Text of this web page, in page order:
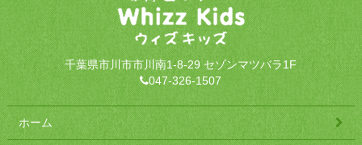
千葉県市川市市川南1-8-29 セゾンマツバラ1F
047-326-1507
ホーム